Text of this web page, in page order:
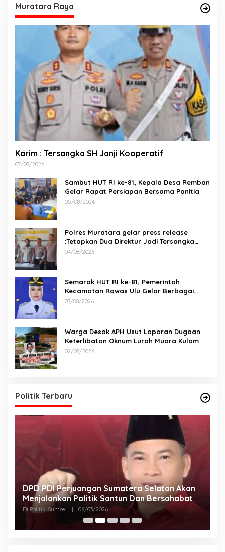
Muratara Raya
Karim : Tersangka SH Janji Kooperatif
07/08/2026
Sambut HUT RI ke-81, Kepala Desa Remban
Gelar Rapat Persiapan Bersama Panitia
05/08/2026
Polres Muratara gelar press release
:Tetapkan Dua Direktur Jadi Tersangka
Kecelakaan Maut antara Bus ALS dan
04/08/2026
Semarak HUT RI ke-81, Pemerintah
Kecamatan Rawas Ulu Gelar Berbagai
Lomba
03/08/2026
Warga Desak APH Usut Laporan Dugaan
Keterlibatan Oknum Lurah Muara Kulam
02/08/2026
Politik Terbaru
DPD PDI Perjuangan Sumatera Selatan Akan
Menjalankan Politik Santun Dan Bersahabat
Di Politik, Sumsel 06/03/2026